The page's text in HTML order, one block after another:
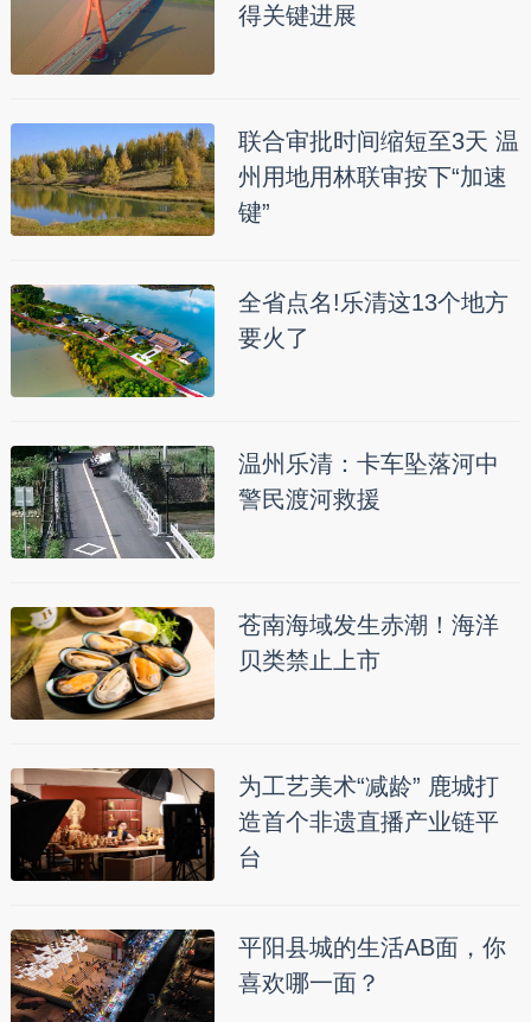
得关键进展
联合审批时间缩短至3天 温
州用地用林联审按下“加速
键”
全省点名!乐清这13个地方
要火了
温州乐清：卡车坠落河中
警民渡河救援
苍南海域发生赤潮！海洋
贝类禁止上市
为工艺美术“减龄” 鹿城打
造首个非遗直播产业链平
台
平阳县城的生活AB面，你
喜欢哪一面？